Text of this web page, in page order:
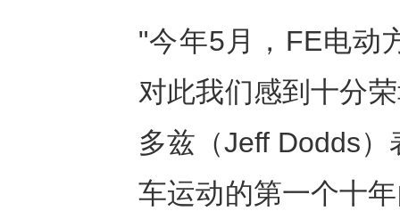
"今年5月，FE电动
对此我们感到十分
多兹（Jeff Dodds
车运动的第一个十